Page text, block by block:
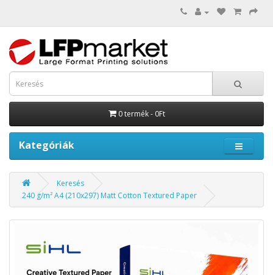
0 termék - 0Ft
Kategóriák
Keresés
240 g/m² A4 (210x297) Matt Cotton Textured Paper